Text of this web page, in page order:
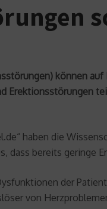
können
Erektionsstörungen
haben die
dass bereits geringe
der
von